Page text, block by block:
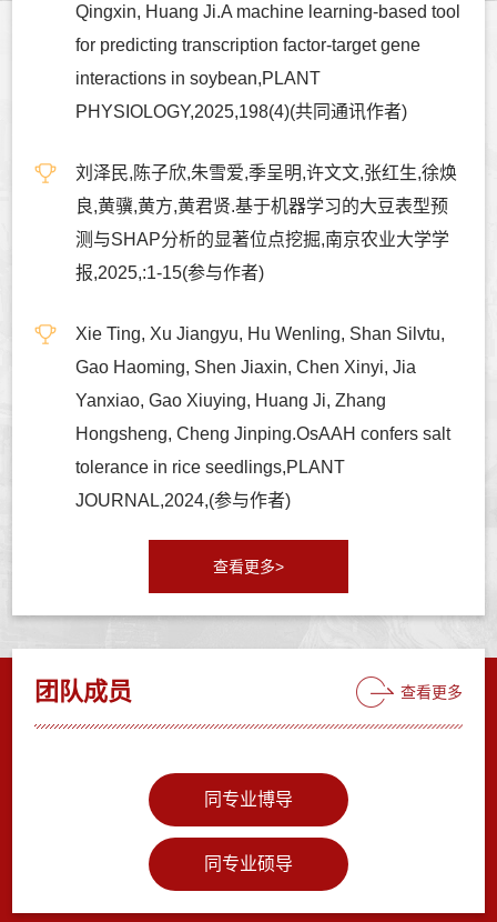
Qingxin, Huang Ji.A machine learning-based tool
for predicting transcription factor-target gene
interactions in soybean,PLANT
PHYSIOLOGY,2025,198(4)(共同通讯作者)
刘泽民,陈子欣,朱雪爱,季呈明,许文文,张红生,徐焕
良,黄骥,黄方,黄君贤.基于机器学习的大豆表型预
测与SHAP分析的显著位点挖掘,南京农业大学学
报,2025,:1-15(参与作者)
Xie Ting, Xu Jiangyu, Hu Wenling, Shan Silvtu,
Gao Haoming, Shen Jiaxin, Chen Xinyi, Jia
Yanxiao, Gao Xiuying, Huang Ji, Zhang
Hongsheng, Cheng Jinping.OsAAH confers salt
tolerance in rice seedlings,PLANT
JOURNAL,2024,(参与作者)
查看更多>
团队成员 查看更多
同专业博导
同专业硕导